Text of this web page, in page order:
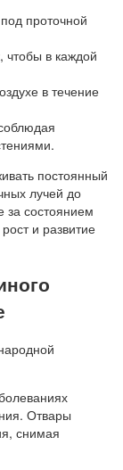
проточной
чтобы в каждой
в течение
постоянный
лучей до
за состоянием
и развитие
Отвары
снимая